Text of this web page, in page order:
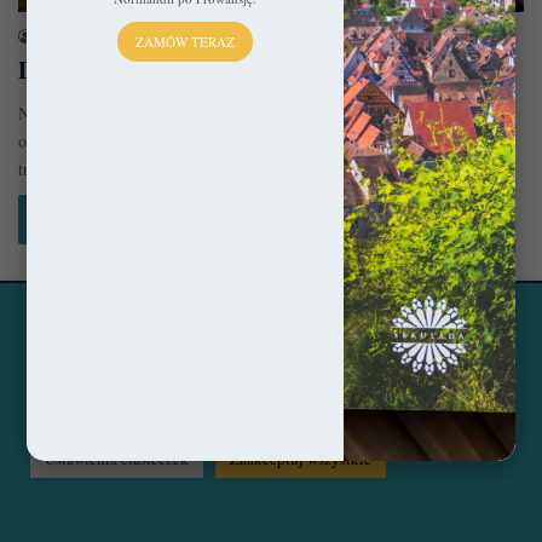
29 sierpnia 2021
Dolny Śląsk na weekend. Dokąd się wybrać?
Na pytanie dokąd wybrać się na weekend na Dolnym Śląsku ciężko
odpowiedzieć jednoznacznie. Głównie dlatego, że pięknych miejsc jest
tu…
© Copyright 2014 - 2026, All Rights Reserved by sekulada.com
PinterestInstagram
Ta strona korzysta z ciasteczek, aby świadczyć usługi na
najwyższym poziomie. Klikając opcję "Zaakceptuj wszystkie"
zgadzasz się na użycie wszystkich ciasteczek. Możesz również
przejść do "Ustawień Ciasteczek", aby zgodzić się tylko na
Czytaj więcej...
Ustawienia ciasteczek Zaakceptuj wszystkie
ZAMÓW TERAZ